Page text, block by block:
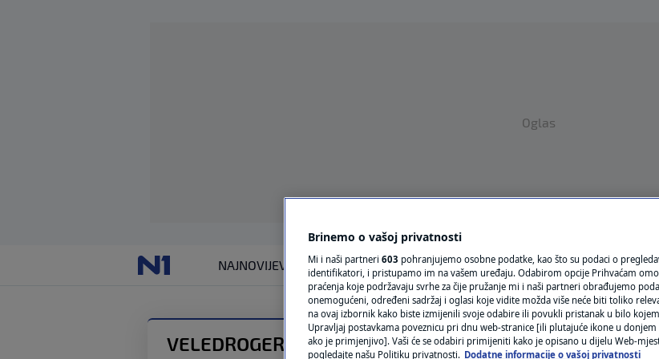
Oglas
NAJNOVIJEVIJESTI SVIJET
VRIJEME
N1 TEME
REGIJA
VELEDROGERIJE
Brinemo o vašoj privatnosti
Mi i naši partneri 603 pohranjujemo osobne podatke, kao što su podaci o
identifikatori, i pristupamo im na vašem uređaju. Odabirom opcije Prihvaćam
praćenja koje podržavaju svrhe za čije pružanje mi i naši partneri obrađujemo
onemogućeni, određeni sadržaj i oglasi koje vidite možda više neće biti toliko
na ovaj izbornik kako biste izmijenili svoje odabire ili povukli pristanak u bilo
Upravljaj postavkama poveznicu pri dnu web-stranice [ili plutajuće ikone u
ako je primjenjivo]. Vaši će se odabiri primijeniti kako je opisano u dijelu Web-
pogledajte našu Politiku privatnosti. Dodatne informacije o vašoj privatnosti